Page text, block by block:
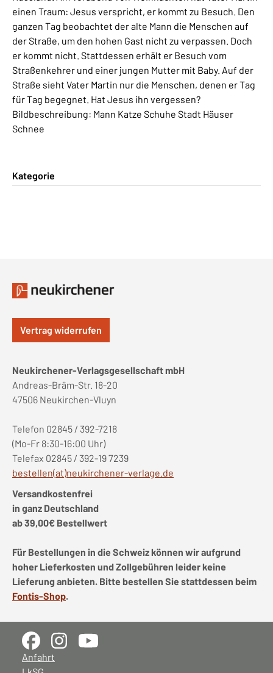
einen Traum: Jesus verspricht, er kommt zu Besuch. Den
ganzen Tag beobachtet der alte Mann die Menschen auf
der Straße, um den hohen Gast nicht zu verpassen. Doch
er kommt nicht. Stattdessen erhält er Besuch vom
Straßenkehrer und einer jungen Mutter mit Baby. Auf der
Straße sieht Vater Martin nur die Menschen, denen er Tag
für Tag begegnet. Hat Jesus ihn vergessen?
Bildbeschreibung: Mann Katze Schuhe Stadt Häuser
Schnee
Kategorie
Vertrag widerrufen
Neukirchener-Verlagsgesellschaft mbH
Andreas-Bräm-Str. 18-20
47506 Neukirchen-Vluyn
Telefon 02845 / 392-7218
(Mo-Fr 8:30-16:00 Uhr)
Telefax 02845 / 392-19 7239
bestellen(at)neukirchener-verlage.de
Versandkostenfrei
in ganz Deutschland
ab 39,00€ Bestellwert
Für Bestellungen in die Schweiz können wir aufgrund
hoher Lieferkosten und Zollgebühren leider keine
Lieferung anbieten. Bitte bestellen Sie stattdessen beim
Fontis-Shop.
Anfahrt